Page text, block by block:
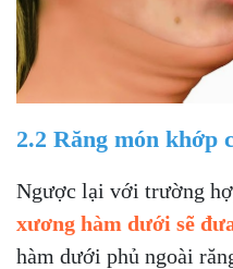
2.2 Răng món khớp
Ngược lại với trường
xương hàm dưới sẽ
hàm dưới phủ ngoài